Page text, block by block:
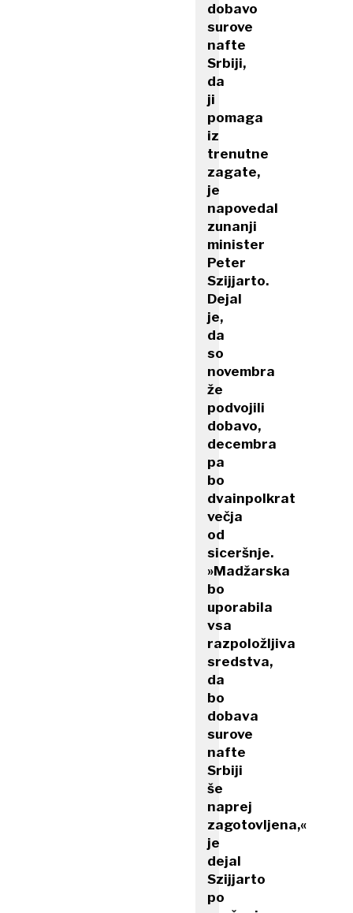
dobavo
surove
nafte
Srbiji,
da
ji
pomaga
iz
trenutne
zagate,
je
napovedal
zunanji
minister
Peter
Szijjarto.
Dejal
je,
da
so
novembra
že
podvojili
dobavo,
decembra
pa
bo
dvainpolkrat
večja
od
siceršnje.
»Madžarska
bo
uporabila
vsa
razpoložljiva
sredstva,
da
bo
dobava
surove
nafte
Srbiji
še
naprej
zagotovljena,«
je
dejal
Szijjarto
po